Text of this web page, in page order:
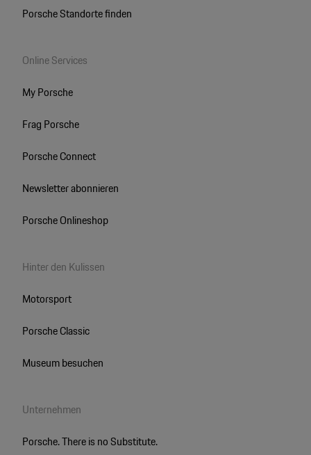
Porsche Standorte finden
Online Services
My Porsche
Frag Porsche
Porsche Connect
Newsletter abonnieren
Porsche Onlineshop
Hinter den Kulissen
Motorsport
Porsche Classic
Museum besuchen
Unternehmen
Porsche. There is no Substitute.